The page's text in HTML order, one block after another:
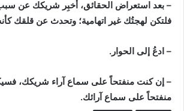
– بعد استعراض الحقائق، أخبِر شريكك عن
فلتكن لهجتُك غير اتهامية؛ وتحدث عن قلقك
– ادعُ إلى الحوار.
– إن كنت منفتحاً على سماع آراء شريكك،
منفتحاً على سماع آرائك.